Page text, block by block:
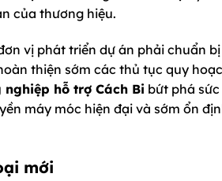
của thương hiệu.
vị phát triển dự án phải chuẩn
thiện sớm các thủ tục quy
nghiệp hỗ trợ Cách Bi bứt phá
máy móc hiện đại và sớm ổn
mới